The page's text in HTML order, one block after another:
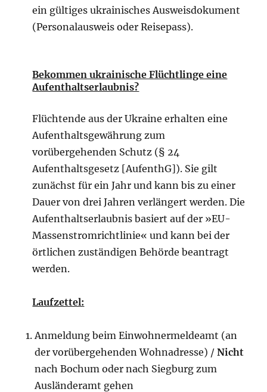
ein gültiges ukrainisches Ausweisdokument
(Personalausweis oder Reisepass).
Bekommen ukrainische Flüchtlinge eine
Aufenthaltserlaubnis?
Flüchtende aus der Ukraine erhalten eine
Aufenthaltsgewährung zum
vorübergehenden Schutz (§ 24
Aufenthaltsgesetz [AufenthG]). Sie gilt
zunächst für ein Jahr und kann bis zu einer
Dauer von drei Jahren verlängert werden. Die
Aufenthaltserlaubnis basiert auf der »EU-
Massenstromrichtlinie« und kann bei der
örtlichen zuständigen Behörde beantragt
werden.
Laufzettel:
Anmeldung beim Einwohnermeldeamt (an
der vorübergehenden Wohnadresse) /Nicht
nach Bochum oder nach Siegburg zum
Ausländeramt gehen